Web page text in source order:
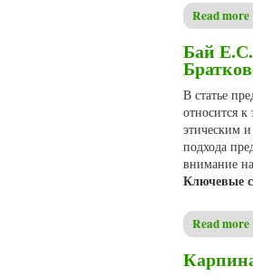
Read more
Бай
В статье
относится
этическим
подхода
внимание
Ключевые
Read more